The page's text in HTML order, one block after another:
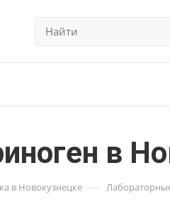
в
в Новокузнецке —